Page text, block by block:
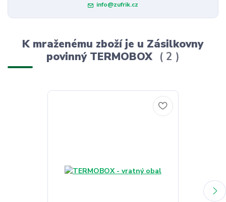
info@zufrik.cz
K mraženému zboží je u Zásilkovny
povinný TERMOBOX
2